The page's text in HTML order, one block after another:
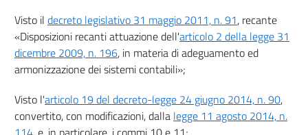
Visto il decreto legislativo 31 maggio 2011, n. 91, recante
«Disposizioni recanti attuazione dell'articolo 2 della legge 31
dicembre 2009, n. 196, in materia di adeguamento ed
armonizzazione dei sistemi contabili»;
Visto l'articolo 19 del decreto-legge 24 giugno 2014, n. 90,
convertito, con modificazioni, dalla legge 11 agosto 2014, n.